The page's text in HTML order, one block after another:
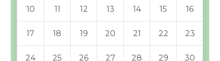
10 11 12 13 14 15 16
17 18 19 20 21 22 23
24 25 26 27 28 29 30